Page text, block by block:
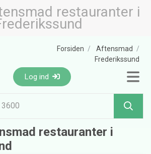
restauranter i
Forsiden
Aftensmad
Frederikssund
Log ind
restauranter i